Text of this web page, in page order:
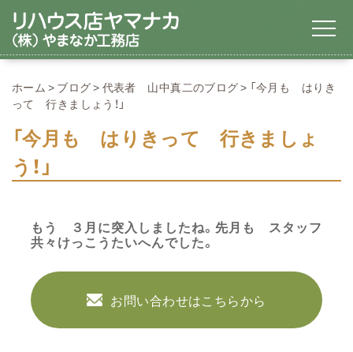
ホーム ブログ 代表者 山中真二のブログ
「今月も はりき
って 行きましょう！」
「今月も はりきって 行きましょ
う！」
もう ３月に突入しましたね。先月も スタッフ
共々けっこうたいへんでした。
お問い合わせはこちらから